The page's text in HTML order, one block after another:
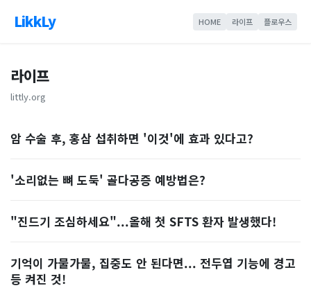
LikkLy HOME 라이프 플로우스
라이프
littly.org
암 수술 후, 홍삼 섭취하면 '이것'에 효과 있다고?
'소리없는 뼈 도둑' 골다공증 예방법은?
"진드기 조심하세요"...올해 첫 SFTS 환자 발생했다!
기억이 가물가물, 집중도 안 된다면... 전두엽 기능에 경고
등 켜진 것!